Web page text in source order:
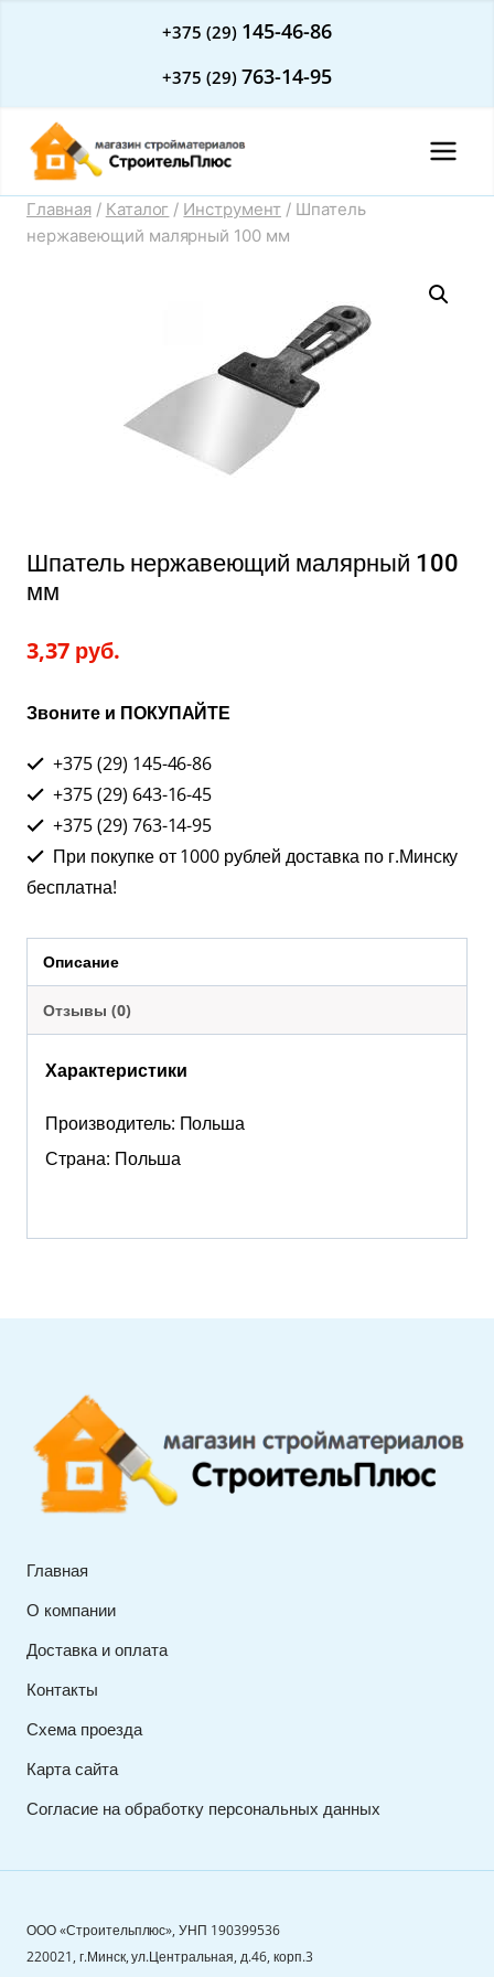
+375 (29) 145-46-86
+375 (29) 763-14-95
Главная / Каталог / Инструмент / Шпатель
нержавеющий малярный 100 мм
Шпатель нержавеющий малярный 100
мм
3,37 руб.
Звоните и ПОКУПАЙТЕ
+375 (29) 145-46-86
+375 (29) 643-16-45
+375 (29) 763-14-95
При покупке от 1000 рублей доставка по г.Минску
бесплатна!
Описание
Отзывы (0)
Характеристики
Производитель: Польша
Страна: Польша
Главная
О компании
Доставка и оплата
Контакты
Схема проезда
Карта сайта
Согласие на обработку персональных данных
ООО «Строительплюс», УНП 190399536
220021, г.Минск, ул.Центральная, д.46, корп.3